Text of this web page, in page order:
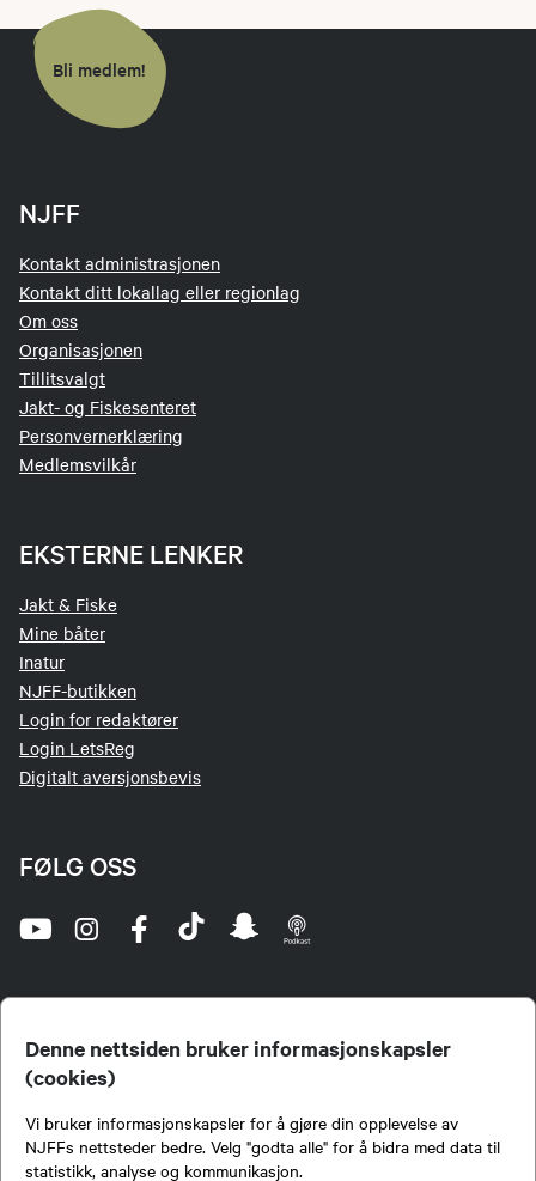
Denne nettsiden bruker informasjonskapsler
(cookies)
Vi bruker informasjonskapsler for å gjøre din opplevelse av
NJFFs nettsteder bedre. Velg "godta alle" for å bidra med data til
statistikk, analyse og kommunikasjon.
Bli medlem!
NJFF
Kontakt administrasjonen
Kontakt ditt lokallag eller regionlag
Om oss
Organisasjonen
Tillitsvalgt
Jakt- og Fiskesenteret
Personvernerklæring
Medlemsvilkår
EKSTERNE LENKER
Jakt & Fiske
Mine båter
Inatur
NJFF-butikken
Login for redaktører
Login LetsReg
Digitalt aversjonsbevis
FØLG OSS
jegere og sportsfiskere og et av de viktigste miljøene for formidling av kunnskap om jakt og
fiske i Norge. Vi er en partipolitisk nøytral organisasjon, men har et sterkt jakt-, fiske-, og
naturpolitisk engasjement i mange saker.